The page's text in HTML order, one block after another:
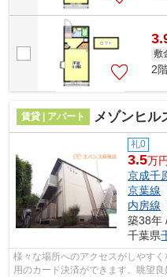
敷
2
賃貸 | アパート メゾンヒル
礼0
3.5万円
京成千
京葉線
内房線
築38年
千葉県
様々な場所へのアクセスがしやす
用のカード決済ができます。眺望